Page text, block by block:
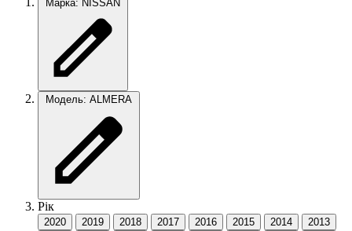
Марка: NISSAN
Модель: ALMERA
Рік
2020 2019 2018 2017 2016 2015 2014 2013